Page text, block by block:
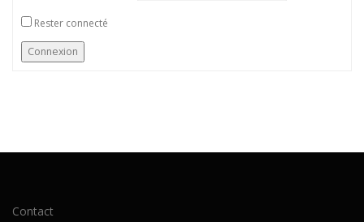
Rester connecté
Connexion
Contact